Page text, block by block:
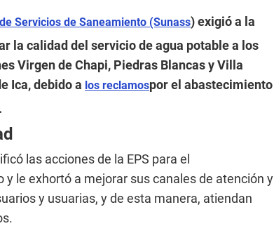
Servicios de Saneamiento (Sunass) exigió a la
la calidad del servicio de agua potable a los
Virgen de Chapi, Piedras Blancas y Villa
Ica, debido a los reclamospor el abastecimiento
las acciones de la EPS para el
le exhortó a mejorar sus canales de atención y
y usuarias, y de esta manera, atiendan